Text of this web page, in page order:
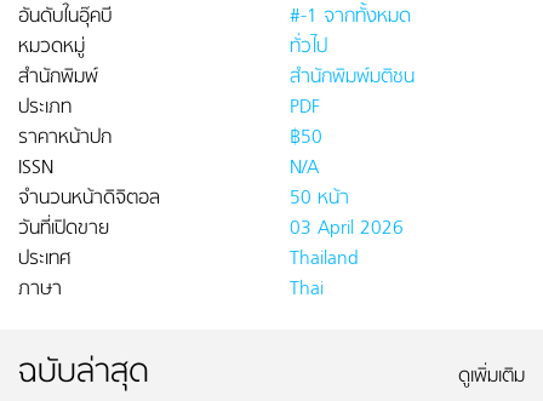
อันดับในอุ๊คบี
#-1 จากทั้งหมด
หมวดหมู่
ทั่วไป
สำนักพิมพ์
สำนักพิมพ์มติชน
ประเภท
PDF
ราคาหน้าปก
฿50
ISSN
N/A
จำนวนหน้าดิจิตอล
50 หน้า
วันที่เปิดขาย
03 April 2026
ประเทศ
Thailand
ภาษา
Thai
ฉบับล่าสุด ดูเพิ่มเติม